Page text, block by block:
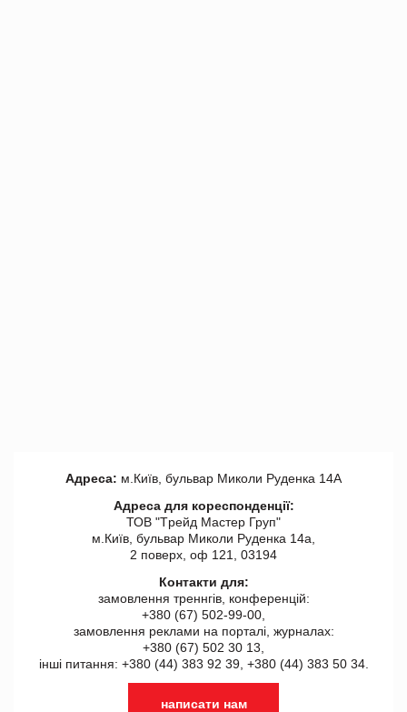
Адреса: м.Київ, бульвар Миколи Руденка 14А
Адреса для кореспонденції:
ТОВ "Tрейд Мастер Груп"
м.Київ, бульвар Миколи Руденка 14а,
2 поверх, оф 121, 03194
Контакти для:
замовлення треннгів, конференцій:
+380 (67) 502-99-00,
замовлення реклами на порталі, журналах:
+380 (67) 502 30 13,
інші питання: +380 (44) 383 92 39, +380 (44) 383 50 34.
написати нам